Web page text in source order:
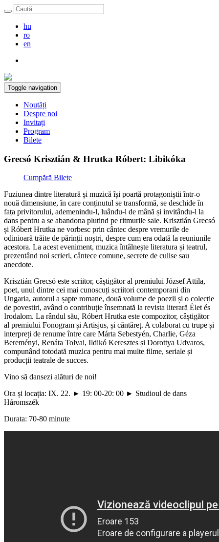
hu
ro
en
Toggle navigation
Noutăți
Despre noi
Invitați
Program
Bilete
Grecsó Krisztián & Hrutka Róbert: Libikóka
Cumpără Bilete
Fuziunea dintre literatură și muzică își poartă protagoniștii într-o
nouă dimensiune, în care conținutul se transformă, se deschide în
fața privitorului, ademenindu-l, luându-l de mână și invitându-l la
dans pentru a se abandona plutind pe ritmurile sale. Krisztián Grecsó
și Róbert Hrutka ne vorbesc prin cântec despre vremurile de
odinioară trăite de părinții noștri, despre cum era odată la reuniunile
acestora. La acest eveniment, muzica întâlnește literatura și teatrul,
prezentând noi scrieri, cântece comune, secrete de culise sau
anecdote.
Krisztián Grecsó este scriitor, câștigător al premiului József Attila,
poet, unul dintre cei mai cunoscuți scriitori contemporani din
Ungaria, autorul a șapte romane, două volume de poezii și o colecție
de povestiri, având o contribuție însemnată la revista literară Élet és
Irodalom. La rândul său, Róbert Hrutka este compozitor, câștigător
al premiului Fonogram și Artisjus, și cântăreț. A colaborat cu trupe și
interpreți de renume între care Márta Sebestyén, Charlie, Géza
Bereményi, Renáta Tolvai, Ildikó Keresztes și Dorottya Udvaros,
compunând totodată muzica pentru mai multe filme, seriale și
producții teatrale de succes.
Vino să dansezi alături de noi!
Ora și locația: IX. 22. ► 19: 00-20: 00 ► Studioul de dans
Háromszék
Durata: 70-80 minute